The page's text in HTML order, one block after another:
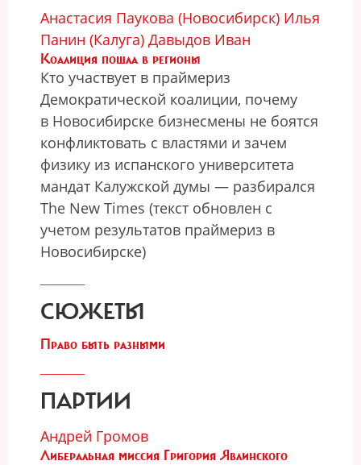
Анастасия Паукова (Новосибирск) Илья
Панин (Калуга) Давыдов Иван
Коалиция пошла в регионы
Кто участвует в праймериз
Демократической коалиции, почему
в Новосибирске бизнесмены не боятся
конфликтовать с властями и зачем
физику из испанского университета
мандат Калужской думы — разбирался
The New Times (текст обновлен с
учетом результатов праймериз в
Новосибирске)
СЮЖЕТЫ
Право быть разными
ПАРТИИ
Андрей Громов
Либеральная миссия Григория Явлинского